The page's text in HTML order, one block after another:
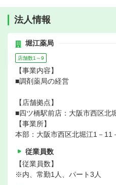
法人情報
堀江薬局
店舗数1～9
【事業内容】
■調剤薬局の経営
【店舗拠点】
■四ツ橋駅前店：大阪市西区北
【事業所】
本部：大阪市西区北堀江1－11
従業員数
【従業員数】
※内、常勤1人、パート3人